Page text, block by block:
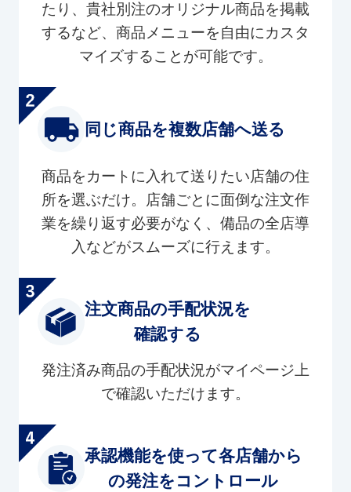
たり、貴社別注のオリジナル商品を掲載
するなど、商品メニューを自由にカスタ
マイズすることが可能です。
同じ商品を複数店舗へ送る
商品をカートに入れて送りたい店舗の住
所を選ぶだけ。店舗ごとに面倒な注文作
業を繰り返す必要がなく、備品の全店導
入などがスムーズに行えます。
注文商品の手配状況を
確認する
発注済み商品の手配状況がマイページ上
で確認いただけます。
承認機能を使って各店舗から
の発注をコントロール